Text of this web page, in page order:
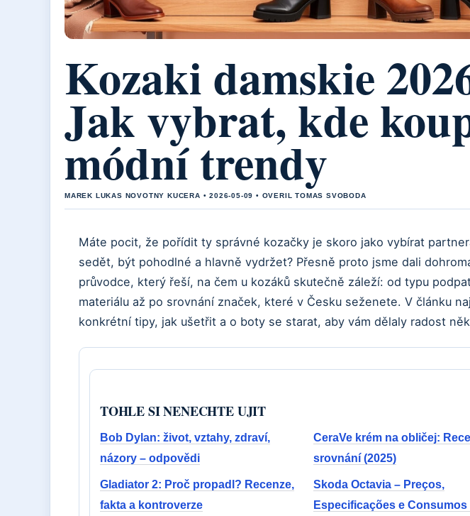
Kozaki damskie
Jak vybrat, kde
módní trendy
MAREK LUKAS NOVOTNY KUCERA • 2026-05-09 • OVERIL TOMAS SVOBODA
Máte pocit, že pořídit ty správné kozačky je skoro jako vybírat
sedět, být pohodlné a hlavně vydržet? Přesně proto jsme dali
průvodce, který řeší, na čem u kozáků skutečně záleží: od typu
materiálu až po srovnání značek, které v Česku seženete. V článku
konkrétní tipy, jak ušetřit a o boty se starat, aby vám dělaly radost
TOHLE SI NENECHTE UJIT
Bob Dylan: život, vztahy, zdraví,
názory – odpovědi
CeraVe krém na obličej:
srovnání (2025)
Gladiator 2: Proč propadl? Recenze,
fakta a kontroverze
Skoda Octavia – Preços,
Especificações e Consumos